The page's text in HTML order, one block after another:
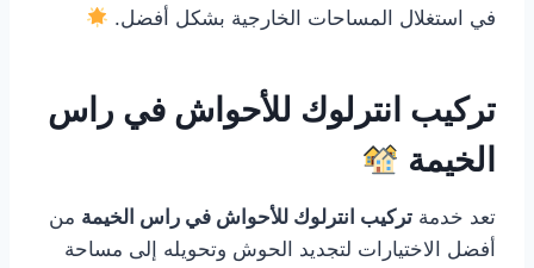
في استغلال المساحات الخارجية بشكل أفضل.
تركيب انترلوك للأحواش في راس
الخيمة
تعد خدمة تركيب انترلوك للأحواش في راس الخيمة من
أفضل الاختيارات لتجديد الحوش وتحويله إلى مساحة